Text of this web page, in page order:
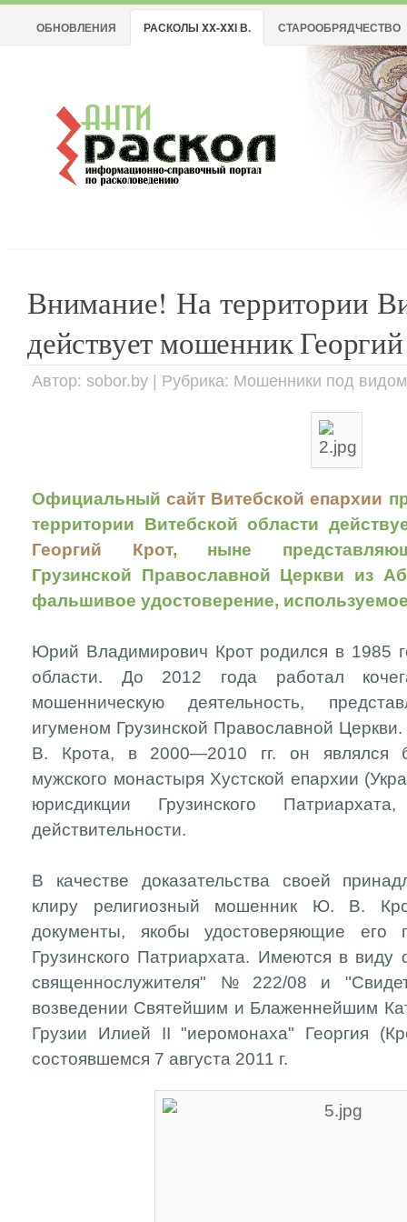
ОБНОВЛЕНИЯ РАСКОЛЫ XX-XXI В. СТАРООБРЯДЧЕСТВО
Внимание! На территории
действует мошенник
Автор: sobor.by | Рубрика: Мошенники под
Официальныйсайт Витебской епархии
территории Витебской области
Георгий Крот, ныне
Грузинской Православной Церкви из
фальшивое удостоверение,
Юрий Владимирович Крот родился в 1985
области. До 2012 года работал
мошенническую деятельность,
игуменом Грузинской Православной
В. Крота, в 2000—2010 гг. он являлся
мужского монастыря Хустской епархии
юрисдикции Грузинского
действительности.
В качестве доказательства своей
клиру религиозный мошенник Ю. В.
документы, якобы удостоверяющие его
Грузинского Патриархата. Имеются в
священнослужителя" № 222/08 и
возведении Святейшим и Блаженнейшим
Грузии Илией II "иеромонаха" Георгия
состоявшемся 7 августа 2011 г.